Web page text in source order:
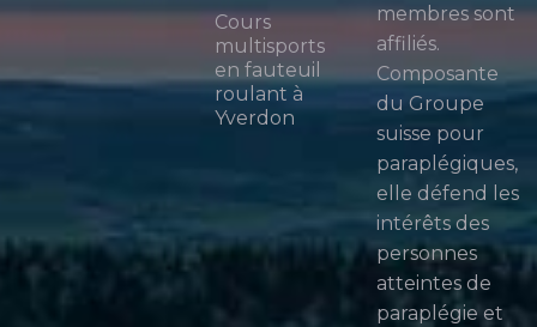
Cours
multisports
en fauteuil
roulant à
Yverdon
membres sont
affiliés.
Composante
du Groupe
suisse pour
paraplégiques,
elle défend les
intérêts des
personnes
atteintes de
paraplégie et